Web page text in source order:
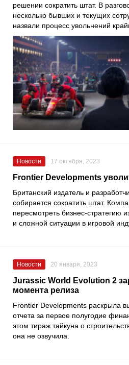
решении сократить штат. В
несколько бывших и текущих
назвали процесс увольнений
Новости 17 октября, 2023
Frontier Developments
Британский издатель и
собирается сократить штат.
пересмотреть бизнес-стратегию
и сложной ситуации в игровой
Новости 20 января, 2023
Jurassic World Evolution 2
момента релиза
Frontier Developments раскрыла
отчета за первое полугодие
этом тираж тайкуна о
она не озвучила.